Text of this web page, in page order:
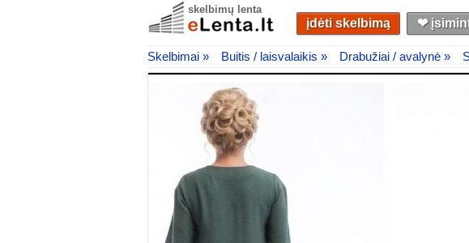
skelbimų lenta
įdėti skelbimą ❤︎
Skelbimai » Buitis / laisvalaikis » Drabužiai / avalynė »